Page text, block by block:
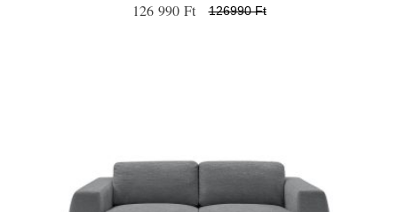
126 990 Ft 126990 Ft